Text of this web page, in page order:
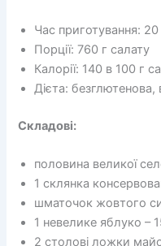
Час приготування: 20
Порції: 760 г салату
Калорії: 140 в 100 г
Дієта: безглютенова,
Складові:
половина великої
1 склянка
шматочок жовтого
1 невелике яблуко –
2 столові ложки